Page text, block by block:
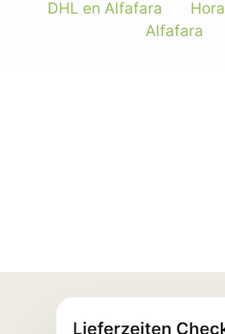
DHL en Alfafara
Alfafara